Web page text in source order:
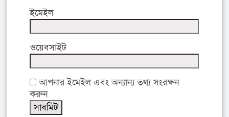
ইমেইল
ওয়েবসাইট
আপনার ইমেইল এবং অন্যান্য তথ্য সংরক্ষন
করুন